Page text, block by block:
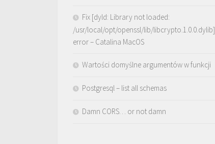
Fix [dyld: Library not loaded:
/usr/local/opt/openssl/lib/libcrypto.1.0.0.dylib]
error – Catalina MacOS
Wartości domyślne argumentów w funkcji
Postgresql – list all schemas
Damn CORS… or not damn